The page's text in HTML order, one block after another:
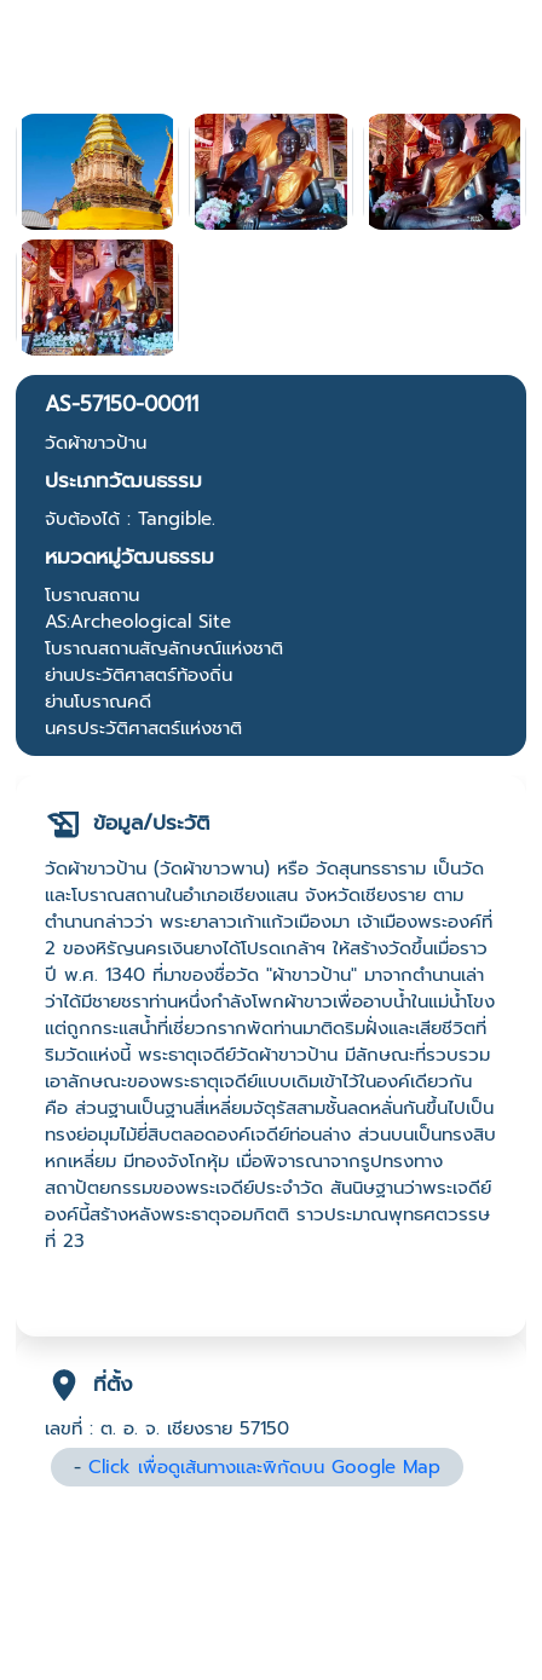
AS-57150-00011
วัดผ้าขาวป้าน
ประเภทวัฒนธรรม
จับต้องได้ : Tangible.
หมวดหมู่วัฒนธรรม
โบราณสถาน
AS:Archeological Site
โบราณสถานสัญลักษณ์แห่งชาติ
ย่านประวัติศาสตร์ท้องถิ่น
ย่านโบราณคดี
นครประวัติศาสตร์แห่งชาติ
ข้อมูล/ประวัติ
วัดผ้าขาวป้าน (วัดผ้าขาวพาน) หรือ วัดสุนทรธาราม เป็นวัด
และโบราณสถานในอำเภอเชียงแสน จังหวัดเชียงราย ตาม
ตำนานกล่าวว่า พระยาลาวเก้าแก้วเมืองมา เจ้าเมืองพระองค์ที่
2 ของหิรัญนครเงินยางได้โปรดเกล้าฯ ให้สร้างวัดขึ้นเมื่อราว
ปี พ.ศ. 1340 ที่มาของชื่อวัด "ผ้าขาวป้าน" มาจากตำนานเล่า
ว่าได้มีชายชราท่านหนึ่งกำลังโพกผ้าขาวเพื่ออาบน้ำในแม่น้ำโขง
แต่ถูกกระแสน้ำที่เชี่ยวกรากพัดท่านมาติดริมฝั่งและเสียชีวิตที่
ริมวัดแห่งนี้ พระธาตุเจดีย์วัดผ้าขาวป้าน มีลักษณะที่รวบรวม
เอาลักษณะของพระธาตุเจดีย์แบบเดิมเข้าไว้ในองค์เดียวกัน
คือ ส่วนฐานเป็นฐานสี่เหลี่ยมจัตุรัสสามชั้นลดหลั่นกันขึ้นไปเป็น
ทรงย่อมุมไม้ยี่สิบตลอดองค์เจดีย์ท่อนล่าง ส่วนบนเป็นทรงสิบ
หกเหลี่ยม มีทองจังโกหุ้ม เมื่อพิจารณาจากรูปทรงทาง
สถาปัตยกรรมของพระเจดีย์ประจำวัด สันนิษฐานว่าพระเจดีย์
องค์นี้สร้างหลังพระธาตุจอมกิตติ ราวประมาณพุทธศตวรรษ
ที่ 23
ที่ตั้ง
เลขที่ : ต. อ. จ. เชียงราย 57150
-Click เพื่อดูเส้นทางและพิกัดบน Google Map